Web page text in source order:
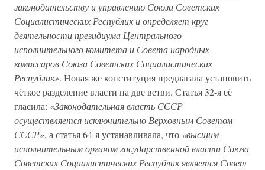
законодательству и управлению Союза Советских
Социалистических Республик и определяет круг
деятельности президиума Центрального
исполнительного комитета и Совета народных
комиссаров Союза Советских Социалистических
Республик». Новая же конституция предлагала установить
чёткое разделение власти на две ветви. Статья 32-я её
гласила: «Законодательная власть СССР
осуществляется исключительно Верховным Советом
СССР», а статья 64-я устанавливала, что «высшим
исполнительным органом государственной власти Союза
Советских Социалистических Республик является Совет